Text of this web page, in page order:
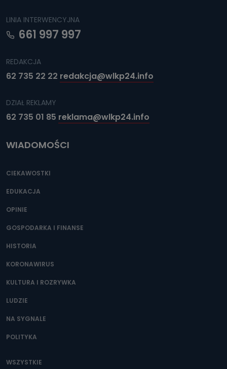
LINIA INTERWENCYJNA
661 997 997
REDAKCJA
62 735 22 22 redakcja@wlkp24.info
DZIAŁ REKLAMY
62 735 01 85 reklama@wlkp24.info
WIADOMOŚCI
CIEKAWOSTKI
EDUKACJA
OPINIE
GOSPODARKA I FINANSE
HISTORIA
KORONAWIRUS
KULTURA I ROZRYWKA
LUDZIE
NA SYGNALE
POLITYKA
WSZYSTKIE